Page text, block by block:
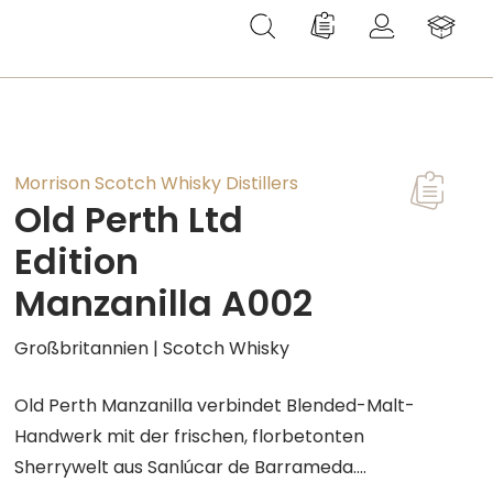
Du hast 0 Produkte
Morrison Scotch Whisky Distillers
Old Perth Ltd
Edition
Manzanilla A002
Großbritannien | Scotch Whisky
Old Perth Manzanilla verbindet Blended-Malt-
Handwerk mit der frischen, florbetonten
Sherrywelt aus Sanlúcar de Barrameda.